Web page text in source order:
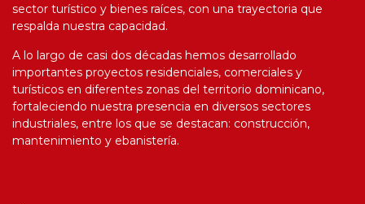
sector turístico y bienes raíces, con una trayectoria que
respalda nuestra capacidad.
A lo largo de casi dos décadas hemos desarrollado
importantes proyectos residenciales, comerciales y
turísticos en diferentes zonas del territorio dominicano,
fortaleciendo nuestra presencia en diversos sectores
industriales, entre los que se destacan: construcción,
mantenimiento y ebanistería.